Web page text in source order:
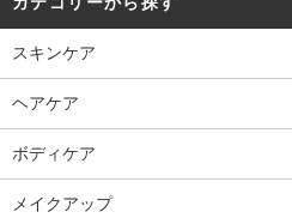
スキンケア
ヘアケア
ボディケア
メイクアップ